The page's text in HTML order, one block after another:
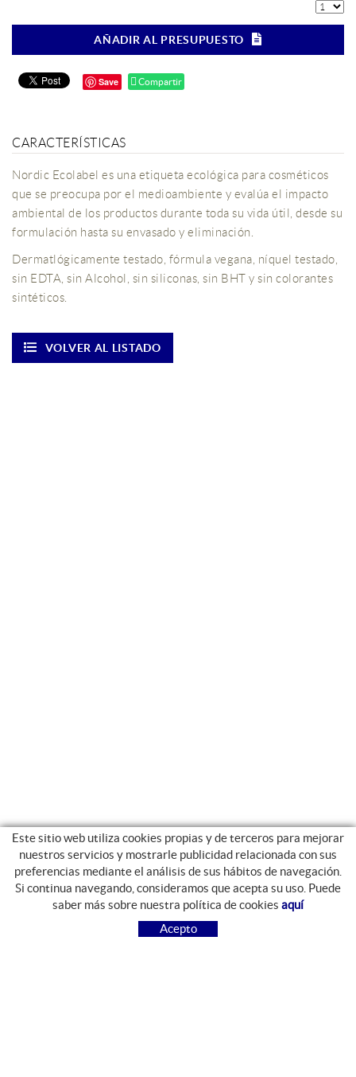
AÑADIR AL PRESUPUESTO
Save Compartir
CARACTERÍSTICAS
Nordic Ecolabel es una etiqueta ecológica para cosméticos
que se preocupa por el medioambiente y evalúa el impacto
ambiental de los productos durante toda su vida útil, desde su
formulación hasta su envasado y eliminación.
Dermatlógicamente testado, fórmula vegana, níquel testado,
sin EDTA, sin Alcohol, sin siliconas, sin BHT y sin colorantes
sintéticos.
VOLVER AL LISTADO
GUIA DE COMPRA
COMO COMPRAR
PREGUNTAS FRECUENTES
Este sitio web utiliza cookies propias y de terceros para mejorar
nuestros servicios y mostrarle publicidad relacionada con sus
preferencias mediante el análisis de sus hábitos de navegación.
Si continua navegando, consideramos que acepta su uso. Puede
saber más sobre nuestra política de cookies aquí
Acepto